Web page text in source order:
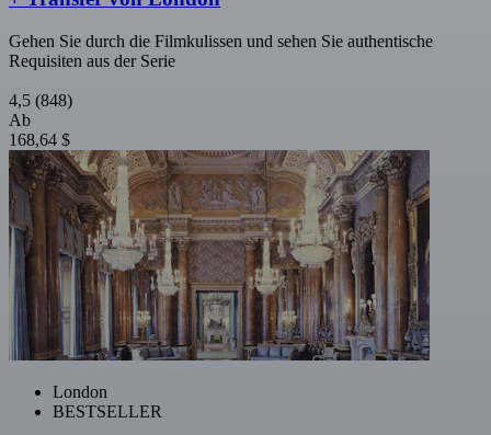
Gehen Sie durch die Filmkulissen und sehen Sie authentische
Requisiten aus der Serie
4,5 (848)
Ab
168,64 $
London
BESTSELLER